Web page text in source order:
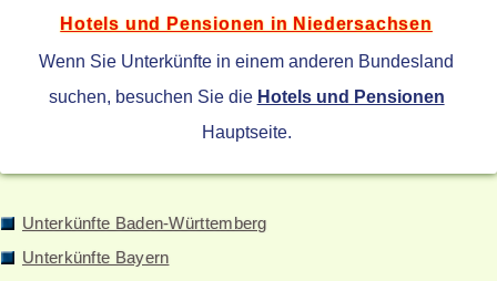
Hotels und Pensionen in Niedersachsen
Wenn Sie Unterkünfte in einem anderen Bundesland
suchen, besuchen Sie die Hotels und Pensionen
Hauptseite.
Unterkünfte Baden-Württemberg
Unterkünfte Bayern